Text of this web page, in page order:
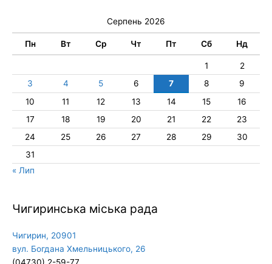
Серпень 2026
Пн Вт Ср Чт Пт Сб Нд
1
2
3
4 5 6 7 8
9
10
11 12 13 14 15
16
17
18 19 20 21 22
23
24
25 26 27 28 29
30
31
« Лип
Чигиринська міська рада
Чигирин, 20901
вул. Богдана Хмельницького, 26